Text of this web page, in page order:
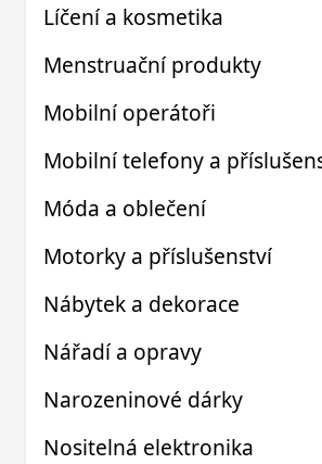
Líčení a kosmetika
Menstruační produkty
Mobilní operátoři
Mobilní telefony a
Móda a oblečení
Motorky a příslušenství
Nábytek a dekorace
Nářadí a opravy
Narozeninové dárky
Nositelná elektronika